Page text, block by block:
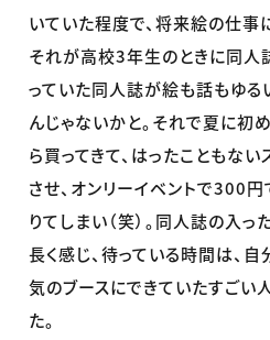
いていた程度で、将来絵の仕事
それが高校3年生のときに同人
っていた同人誌が絵も話もゆる
んじゃないかと。それで夏に初
ら買ってきて、はったこともな
させ、オンリーイベントで300
りてしまい（笑）。同人誌の入
長く感じ、待っている時間は、
気のブースにできていたすごい
た。